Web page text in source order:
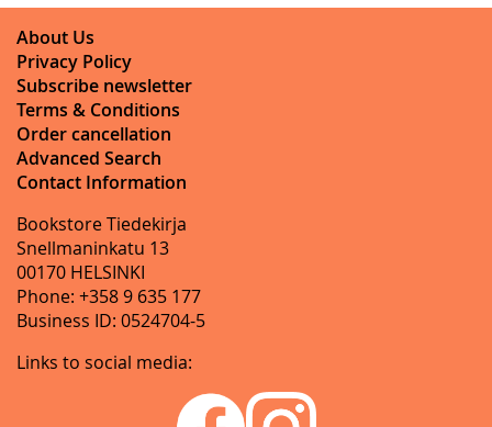
About Us
Privacy Policy
Subscribe newsletter
Terms & Conditions
Order cancellation
Advanced Search
Contact Information
Bookstore Tiedekirja
Snellmaninkatu 13
00170 HELSINKI
Phone: +358 9 635 177
Business ID: 0524704-5
Links to social media: